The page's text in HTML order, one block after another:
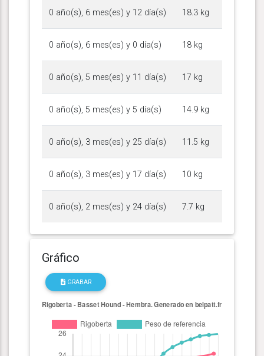
0 año(s), 6 mes(es) y 12 día(s) 18.3 kg
0 año(s), 6 mes(es) y 0 día(s) 18 kg
0 año(s), 5 mes(es) y 11 día(s) 17 kg
0 año(s), 5 mes(es) y 5 día(s) 14.9 kg
0 año(s), 3 mes(es) y 25 día(s) 11.5 kg
0 año(s), 3 mes(es) y 17 día(s) 10 kg
0 año(s), 2 mes(es) y 24 día(s) 7.7 kg
Gráfico
GRABAR